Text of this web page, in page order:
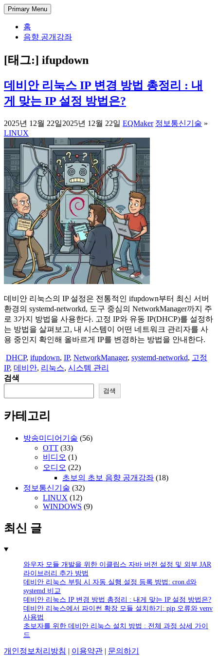
Skip
to
content
DectENG – 교양있는 엔지니어
1998년부터 한 길만 걸어온 미디어 엔지니어의 기술 블로그. 아
까지, 실무에서 사용되는 방송과 통신 그리고 정보 기술에 대한
경험과 가이드를 공유합니다.
Primary Menu
홈
음향 공개강좌
[태그:] ifupdown
데비안 리눅스 IP 변경 방법 총정리 : 내
게 맞는 IP 설정 방법은?
2025년 12월 22일2025년 12월 22일 EQMaker 정보통신기술 »
LINUX
데비안 리눅스의 IP 설정은 전통적인 ifupdown부터 최신 서버
환경의 systemd-networkd, 도구 중심의 NetworkManager까지 주
로 3가지 방법을 사용한다. 고정 IP와 유동 IP(DHCP)를 설정하
는 방법을 살펴보고, 내 시스템이 어떤 네트워크 관리자를 사
용 중인지 확인해 올바르게 IP를 변경하는 방법을 안내한다.
DHCP, ifupdown, IP, NetworkManager, systemd-networkd, 고정
IP, 데비안, 리눅스, 시스템 관리
검색
검색
카테고리
방송미디어기술 (56)
OTT (33)
비디오 (1)
오디오 (22)
초보의 초보 음향 공개강좌 (18)
정보통신기술 (32)
LINUX (12)
WINDOWS (9)
최신 글
와우자 모듈 개발을 위한 이클립스 자바 버전 설정 및 외부 JAR
라이브러리 추가 방법
데비안 리눅스 부팅 시 자동 실행 설정 등록 방법: cron.d와
systemd 비교
데비안 리눅스 IP 변경 방법 총정리 : 내게 맞는 IP 설정 방법은?
데비안 리눅스에서 파이썬 확장 모듈 설치하기: pip 오류와 venv
사용법
초보자를 위한 데비안 리눅스 설치 방법 : 전체 과정 상세 가이
드
개인정보처리방침 | 이용약관 | 문의하기